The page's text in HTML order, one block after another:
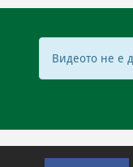
Видеото не е